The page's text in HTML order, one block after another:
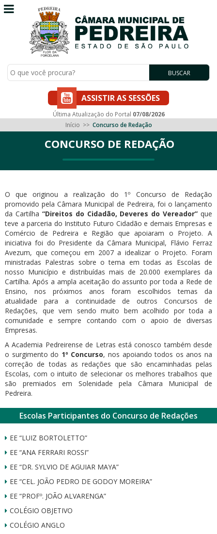
BUSCAR
ASSISTIR AS SESSÕES
Última Atualização do Portal 07/08/2026
Início >> Concurso de Redação
CONCURSO DE REDAÇÃO
O que originou a realização do 1º Concurso de Redação
promovido pela Câmara Municipal de Pedreira, foi o lançamento
da Cartilha “Direitos do Cidadão, Deveres do Vereador” que
teve a parceria do Instituto Futuro Cidadão e demais Empresas e
Comércio de Pedreira e Região que apoiaram o Projeto. A
iniciativa foi do Presidente da Câmara Municipal, Flávio Ferraz
Avezum, que começou em 2007 a idealizar o Projeto. Foram
ministradas Palestras sobre o tema em todas as Escolas de
nosso Município e distribuídas mais de 20.000 exemplares da
Cartilha. Após a ampla aceitação do assunto por toda a Rede de
Ensino, nos próximos anos foram escolhidos temas da
atualidade para a continuidade de outros Concursos de
Redações, que vem sendo muito bem acolhido por toda a
comunidade e sempre contando com o apoio de diversas
Empresas.
A Academia Pedreirense de Letras está conosco também desde
o surgimento do 1º Concurso, nos apoiando todos os anos na
correção de todas as redações que são encaminhadas pelas
Escolas, com o intuito de selecionar os melhores trabalhos que
são premiados em Solenidade pela Câmara Municipal de
Pedreira.
Escolas Participantes do Concurso de Redações
EE “LUIZ BORTOLETTO”
EE “ANA FERRARI ROSSI”
EE “DR. SYLVIO DE AGUIAR MAYA”
EE “CEL. JOÃO PEDRO DE GODOY MOREIRA”
EE “PROFº. JOÃO ALVARENGA”
COLÉGIO OBJETIVO
COLÉGIO ANGLO